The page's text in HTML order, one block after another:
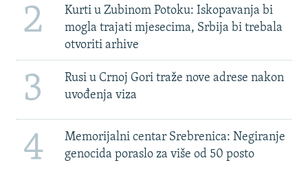
2
Kurti u Zubinom Potoku: Iskopavanja bi
mogla trajati mjesecima, Srbija bi trebala
otvoriti arhive
3
Rusi u Crnoj Gori traže nove adrese nakon
uvođenja viza
4
Memorijalni centar Srebrenica: Negiranje
genocida poraslo za više od 50 posto